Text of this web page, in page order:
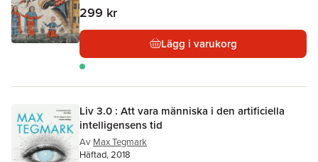
299 kr
Lägg i varukorg
Liv 3.0 : Att vara människa i den artificiella
intelligensens tid
Av Max Tegmark
Häftad, 2018